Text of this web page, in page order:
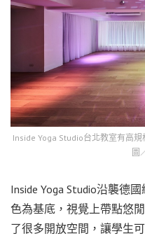
Inside Yoga Studio台北教室有高
圖
Inside Yoga Studio沿襲德
色為基底，視覺上帶點悠
了很多開放空間，讓學生